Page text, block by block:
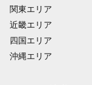
関東エリア
近畿エリア
四国エリア
沖縄エリア